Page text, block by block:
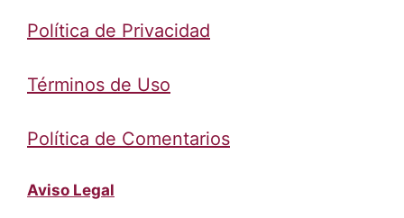
Política de Privacidad
Términos de Uso
Política de Comentarios
Aviso Legal